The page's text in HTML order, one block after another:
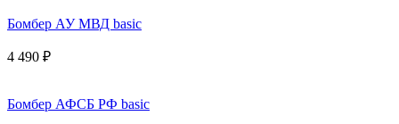
Бомбер АУ МВД basic
4 490 ₽
Бомбер АФСБ РФ basic